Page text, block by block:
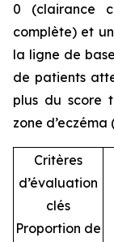
0 (clairance
complète) et
la ligne de
de patients
plus du score
zone d’eczéma
Critères
d’évaluation
clés
Proportion de